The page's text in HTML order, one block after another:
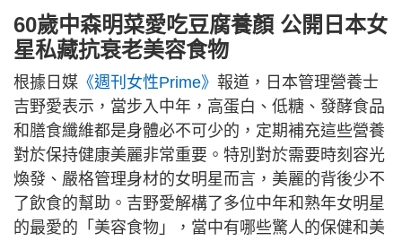
60歲中森明菜愛吃豆腐養顏 公開日本女
星私藏抗衰老美容食物
根據日媒 《週刊女性Prime》 報道，日本管理營養士
吉野愛表示，當步入中年，高蛋白、低糖、發酵食品
和膳食纖維都是身體必不可少的，定期補充這些營養
對於保持健康美麗非常重要。特別對於需要時刻容光
煥發、嚴格管理身材的女明星而言，美麗的背後少不
了飲食的幫助。吉野愛解構了多位中年和熟年女明星
的最愛的「美容食物」，當中有哪些驚人的保健和美